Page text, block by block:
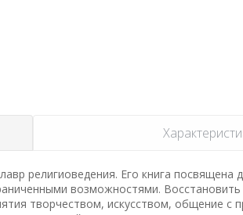
религиоведения. Его книга посвящена
возможностями.
творчеством, искусством, общение с